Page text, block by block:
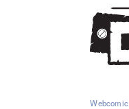
Webcomic